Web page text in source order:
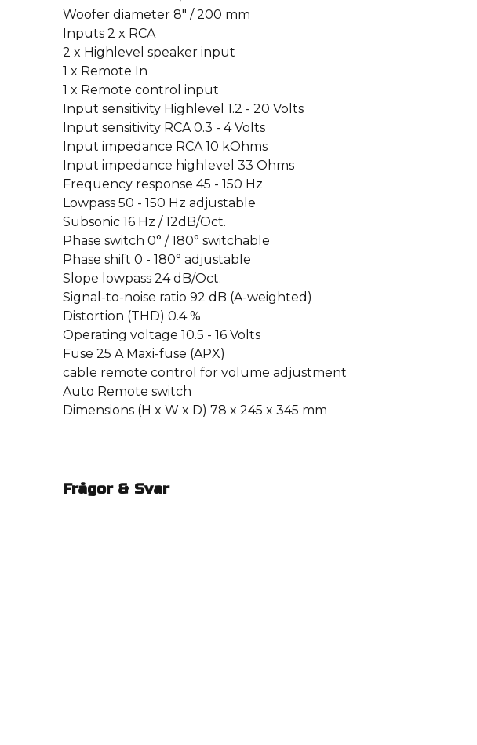
Woofer diameter 8″ / 200 mm
Inputs 2 x RCA
2 x Highlevel speaker input
1 x Remote In
1 x Remote control input
Input sensitivity Highlevel 1.2 - 20 Volts
Input sensitivity RCA 0.3 - 4 Volts
Input impedance RCA 10 kOhms
Input impedance highlevel 33 Ohms
Frequency response 45 - 150 Hz
Lowpass 50 - 150 Hz adjustable
Subsonic 16 Hz / 12dB/Oct.
Phase switch 0° / 180° switchable
Phase shift 0 - 180° adjustable
Slope lowpass 24 dB/Oct.
Signal-to-noise ratio 92 dB (A-weighted)
Distortion (THD) 0.4 %
Operating voltage 10.5 - 16 Volts
Fuse 25 A Maxi-fuse (APX)
cable remote control for volume adjustment
Auto Remote switch
Dimensions (H x W x D) 78 x 245 x 345 mm
Frågor & Svar